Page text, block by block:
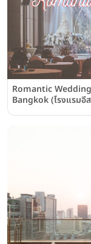
Romantic
Bangkok (โรงแรมอี